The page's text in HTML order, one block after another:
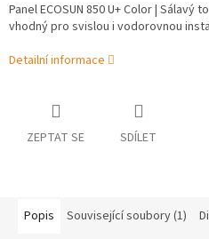
Panel ECOSUN 850 U+ Color | Sálavý
vhodný pro svislou i vodorovnou
Detailní informace
ZEPTAT SE SDÍLET
Popis Související soubory (1)